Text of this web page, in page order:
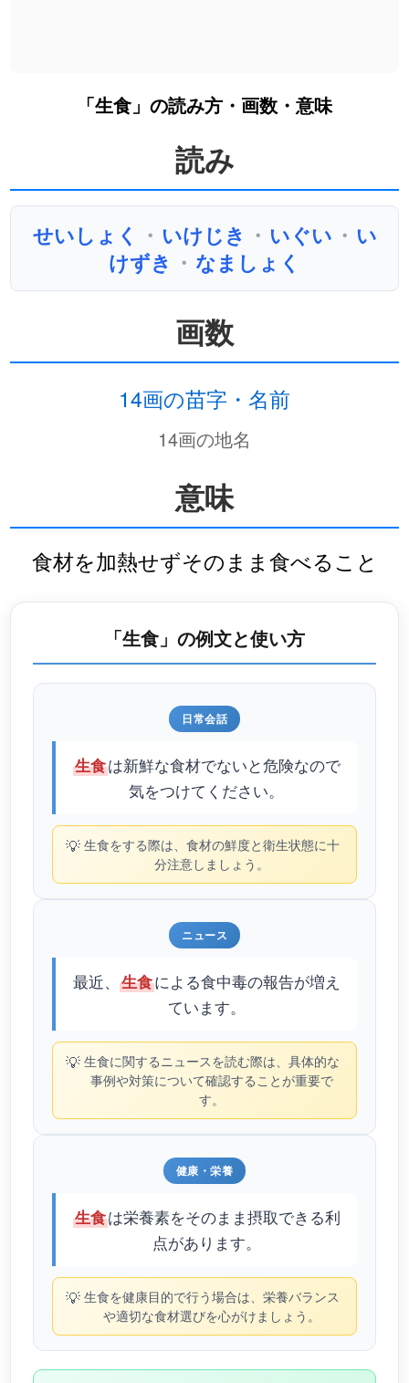
「生食」の読み方・画数・意味
読み
せいしょく ・ いけじき ・ いぐい ・ い
けずき ・ なましょく
画数
14画の苗字・名前
14画の地名
意味
食材を加熱せずそのまま食べること
「生食」の例文と使い方
日常会話
生食は新鮮な食材でないと危険なので
気をつけてください。
💡 生食をする際は、食材の鮮度と衛生状態に十
分注意しましょう。
ニュース
最近、 生食による食中毒の報告が増え
ています。
💡 生食に関するニュースを読む際は、具体的な
事例や対策について確認することが重要で
す。
健康・栄養
生食は栄養素をそのまま摂取できる利
点があります。
💡 生食を健康目的で行う場合は、栄養バランス
や適切な食材選びを心がけましょう。